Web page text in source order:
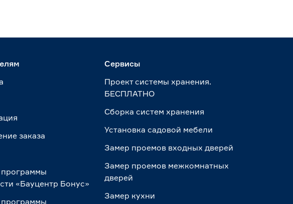
заказа
программы
«Бауцентр Бонус»
программы
Сервисы
Проект системы хранения.
БЕСПЛАТНО
Сборка систем хранения
Установка садовой мебели
Замер проемов входных дверей
Замер проемов межкомнатных
дверей
Замер кухни